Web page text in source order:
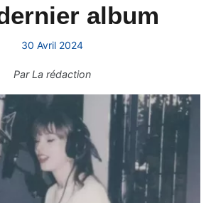
album
30 Avril 2024
ParLa rédaction